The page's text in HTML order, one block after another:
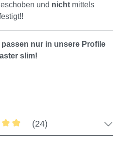
und nicht mittels
passen nur in unsere Profile
slim!
Bewertung von 4.88
(24)